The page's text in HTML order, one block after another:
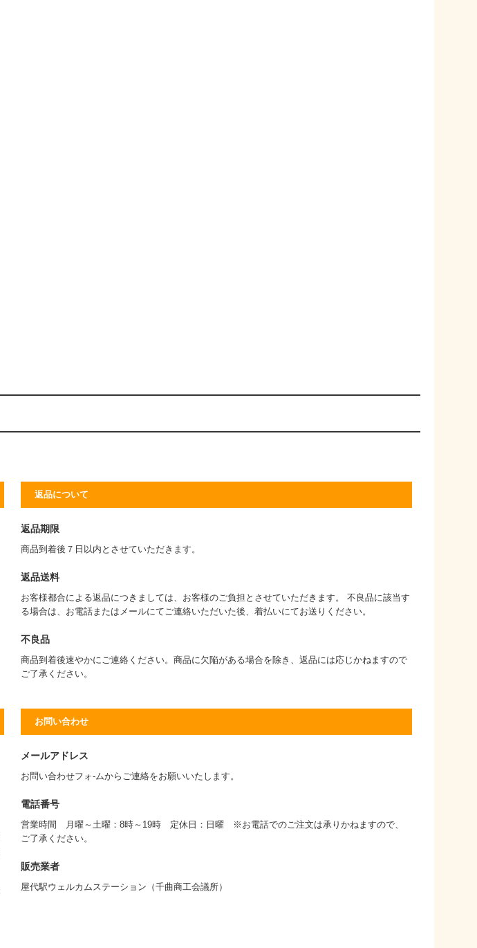
返品について
返品期限
商品到着後７日以内とさせていただきます。
返品送料
お客様都合による返品につきましては、お客様のご負担とさせていただきます。 不良品に該当す
る場合は、お電話またはメールにてご連絡いただいた後、着払いにてお送りください。
不良品
商品到着後速やかにご連絡ください。商品に欠陥がある場合を除き、返品には応じかねますので
ご了承ください。
お問い合わせ
メールアドレス
お問い合わせフォ-ムからご連絡をお願いいたします。
電話番号
営業時間 月曜～土曜：8時～19時 定休日：日曜 ※お電話でのご注文は承りかねますので、
ご了承ください。
販売業者
屋代駅ウェルカムステーション（千曲商工会議所）